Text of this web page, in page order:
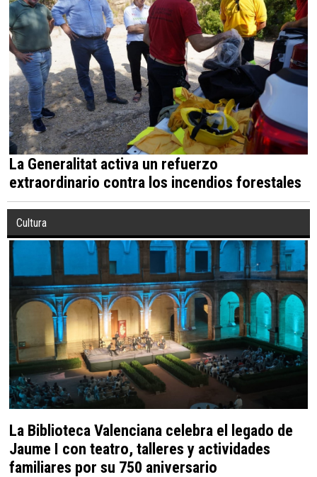
La Generalitat activa un refuerzo
extraordinario contra los incendios forestales
Cultura
La Biblioteca Valenciana celebra el legado de
Jaume I con teatro, talleres y actividades
familiares por su 750 aniversario